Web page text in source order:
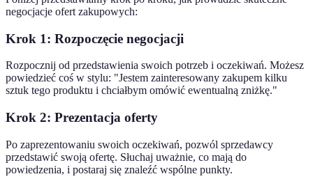
negocjacje ofert zakupowych:
Krok 1: Rozpoczęcie negocjacji
Rozpocznij od przedstawienia swoich potrzeb i oczekiwań. Możesz
powiedzieć coś w stylu: "Jestem zainteresowany zakupem kilku
sztuk tego produktu i chciałbym omówić ewentualną zniżkę."
Krok 2: Prezentacja oferty
Po zaprezentowaniu swoich oczekiwań, pozwól sprzedawcy
przedstawić swoją ofertę. Słuchaj uważnie, co mają do
powiedzenia, i postaraj się znaleźć wspólne punkty.